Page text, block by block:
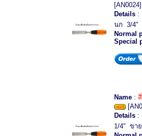
[AN0024]
Details :
นก 3/4"
Normal
Special
Name :
Details :
1/4" ขา